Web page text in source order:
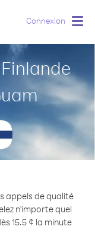
Connexion
appels de qualité
n'importe quel
15.5 ¢ la minute